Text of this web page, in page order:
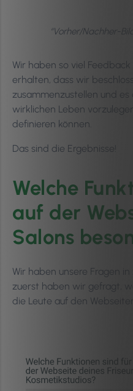
“Vorher/Nachher-
Wir haben so viel
erhalten, dass wir
zusammenzustellen und
wirklichen Leben
definieren können.
Das sind die Ergebnisse!
Welche
auf der
Salons
Wir haben unsere Fragen
zuerst haben wir gefragt,
die Leute auf den